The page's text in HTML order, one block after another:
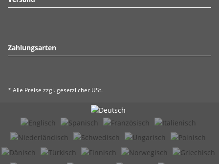
Zahlungsarten
* Alle Preise zzgl. gesetzlicher USt.